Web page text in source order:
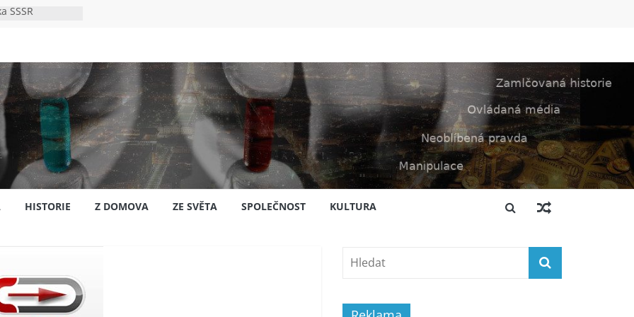
SSSR
HISTORIE Z DOMOVA ZE SVĚTA SPOLEČNOST KULTURA